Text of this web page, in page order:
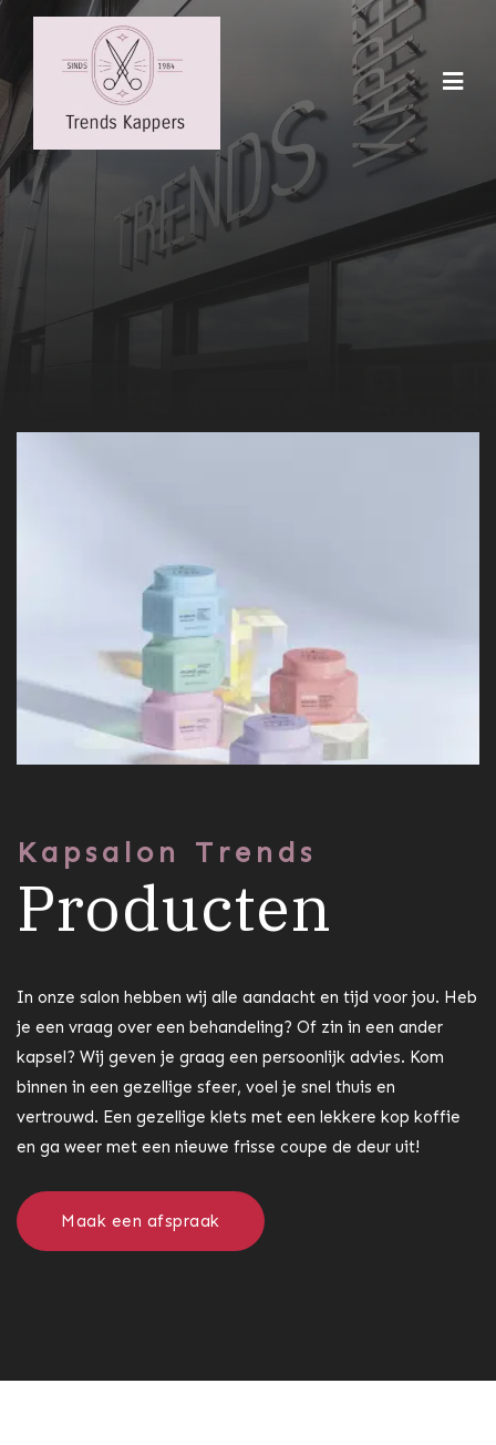
Kapsalon Trends
Producten
In onze salon hebben wij alle aandacht en tijd voor jou. Heb
je een vraag over een behandeling? Of zin in een ander
kapsel? Wij geven je graag een persoonlijk advies. Kom
binnen in een gezellige sfeer, voel je snel thuis en
vertrouwd. Een gezellige klets met een lekkere kop koffie
en ga weer met een nieuwe frisse coupe de deur uit!
Maak een afspraak